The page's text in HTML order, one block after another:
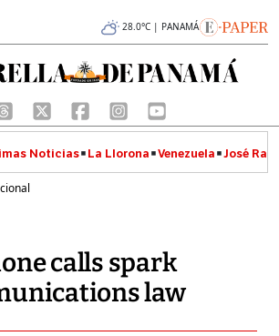
28.0°C | PANAMÁ
Noticias La Llorona Venezuela José
calls spark
law